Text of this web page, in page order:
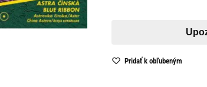
Pridať k obľubeným